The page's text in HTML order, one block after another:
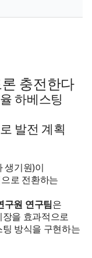
충전한다
하베스팅
발전 계획
생기원)이
로 전환하는
구원 연구팀은
을 효과적으로
방식을 구현하는